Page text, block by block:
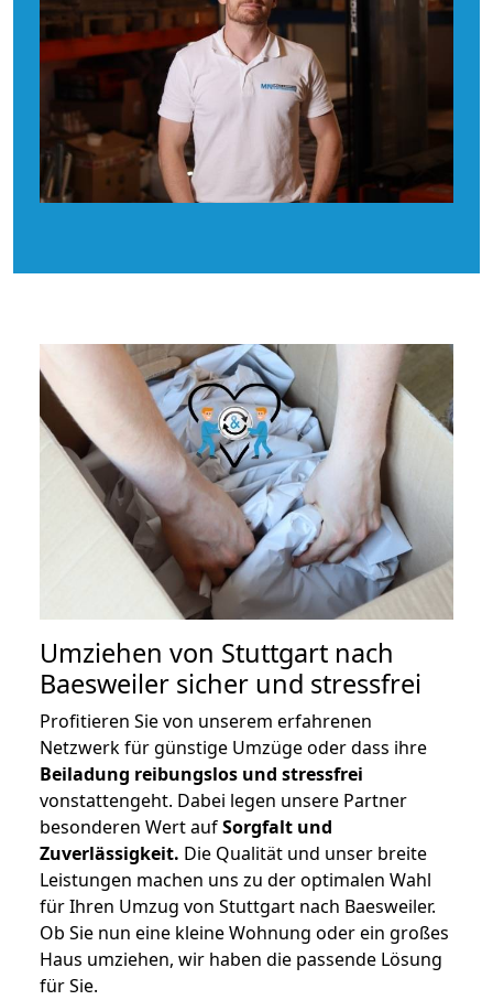
Umziehen von Stuttgart nach
Baesweiler sicher und stressfrei
Profitieren Sie von unserem erfahrenen
Netzwerk für günstige Umzüge oder dass ihre
Beiladung reibungslos und stressfrei
vonstattengeht. Dabei legen unsere Partner
besonderen Wert aufSorgfalt und
Zuverlässigkeit. Die Qualität und unser breite
Leistungen machen uns zu der optimalen Wahl
für Ihren Umzug von Stuttgart nach Baesweiler.
Ob Sie nun eine kleine Wohnung oder ein großes
Haus umziehen, wir haben die passende Lösung
für Sie.